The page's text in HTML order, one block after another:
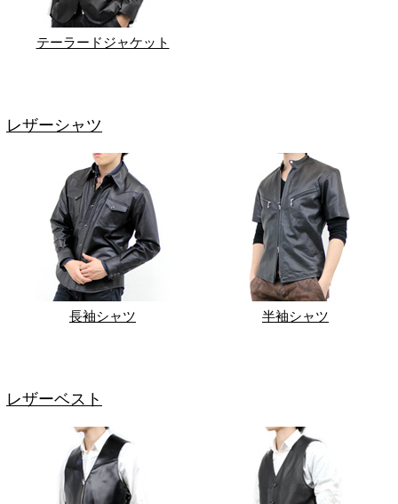
テーラードジャケット
レザーシャツ
長袖シャツ 半袖シャツ
レザーベスト